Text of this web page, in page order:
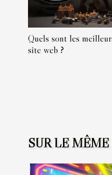
Quels sont les
site web ?
SUR LE MÊME